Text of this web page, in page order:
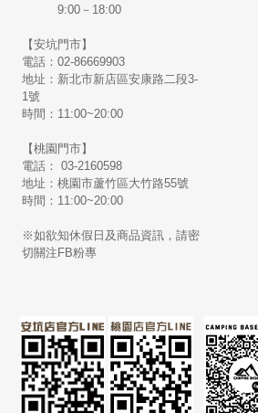
9:00－18:00
【安坑門市】
電話：02-86669903
地址：新北市新店區安康路二段3-
1號
時間：11:00~20:00
【桃園門市】
電話： 03-2160598
地址：桃園市蘆竹區大竹路55號
時間：11:00~20:00
※如欲知休假日及商品資訊，請密
切關注FB粉專